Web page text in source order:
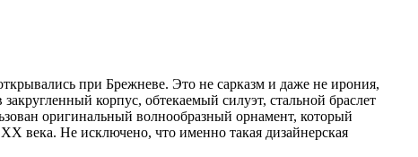
при Брежневе. Это не сарказм и даже не ирония,
корпус, обтекаемый силуэт, стальной браслет
оригинальный волнообразный орнамент, который
века. Не исключено, что именно такая дизайнерская